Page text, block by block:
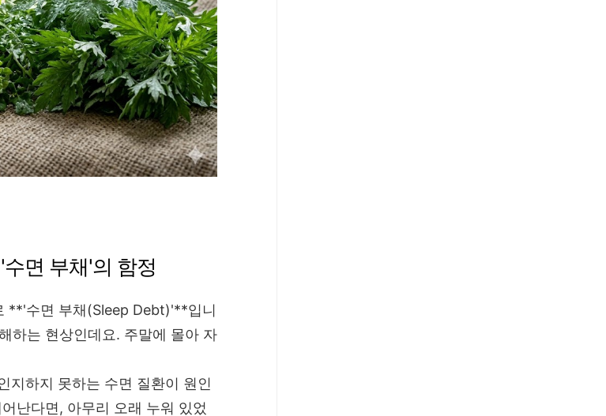
면 부채'의 함정
**'수면 부채(Sleep Debt)'**입니
하는 현상인데요. 주말에 몰아 자
지하지 못하는 수면 질환이 원인
난다면, 아무리 오래 누워 있었